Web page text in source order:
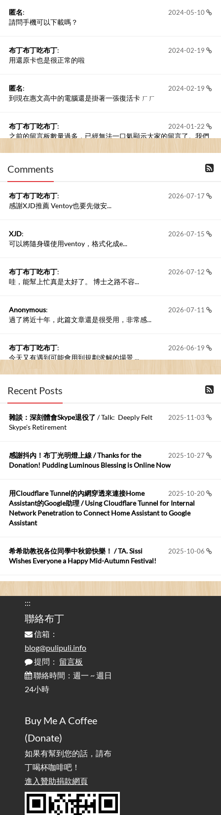
2024-05-10
匿名:
請問手機可以下載嗎？
2024-02-19
布丁布丁吃布丁:
用還原卡也是很正常的啦
2024-02-19
匿名:
到現在惠文高中的電腦還是掛著一張復活卡 ㄏㄏ
2024-01-22
布丁布丁吃布丁:
之前的留言板數量過多，已經無法一口氣顯示大家的留言了。我們
Comments
2026-07-17
布丁布丁吃布丁:
感謝XJD推薦 Ventoy也要先做安...
2026-07-15
XJD:
可以將隨身碟使用ventoy，格式化成e...
2026-07-12
布丁布丁吃布丁:
哇，能幫上忙真是太好了。 博士之路不容...
2026-07-11
Anonymous:
過了將近十年，此篇文章還是很受用，非常感...
2026-06-19
布丁布丁吃布丁:
今天又有遇到可能會用到規劃求解的場景 ...
2026-06-18
布丁布丁吃布丁
kage好像也可以下載整個網站 感謝分享
Anonymous
2026-05-17
布丁布丁吃布丁:
2026-05-15
Robertmycs:
這篇WinXP公用電腦安裝與優化的步驟超...
您好,首先肯定感謝您造福許多莘莘學子。有...
Recent Posts
2025-11-03
雜談：深刻體會Skype退役了 / Talk: Deeply Felt
Skype's Retirement
2025-10-27
感謝抖內！布丁光明燈上線 / Thanks for the
Donation! Pudding Luminous Blessing is Online Now
2025-10-20
用Cloudflare Tunnel的內網穿透來連接Home
Assistant的Google助理 / Using Cloudflare Tunnel for Internal
Network Penetration to Connect Home Assistant to Google
Assistant
2025-10-06
希希助教祝各位同學中秋節快樂！ / TA. Sissi
Wishes Everyone a Happy Mid-Autumn Festival!
為何桌前打字總是腰痠背痛？桌子高度和螢幕高度
對人體工學的影響 / The Effect of Desk and Monitor Height on
Ergonomics: Why Does Typing at a Desk Often Lead to Back Pain?
行動網路無法連線？三星手機簡易解決方案
/ Mobile Network Not Connecting? Easy Solutions for Samsung
實作相容OpenAI API，但背後不是OpenAI的API服
務 / Implementing OpenAI API-Compatible Services, But Not
Powered by OpenAI
雜談：生活小技巧之用魔鬼氈避免機車鑰匙脫落吧
/ Talk: Use Velcro to Prevent Your Motorcycle Key From Falling
:::
聯絡布丁
信箱：
blog@pulipuli.info
提問： 留言板
聯絡時間：週一 ~ 週日
24小時
Buy Me A Coffee
(Donate)
如果有幫到您的話，請布
丁喝杯咖啡吧！
進入贊助捐款網頁